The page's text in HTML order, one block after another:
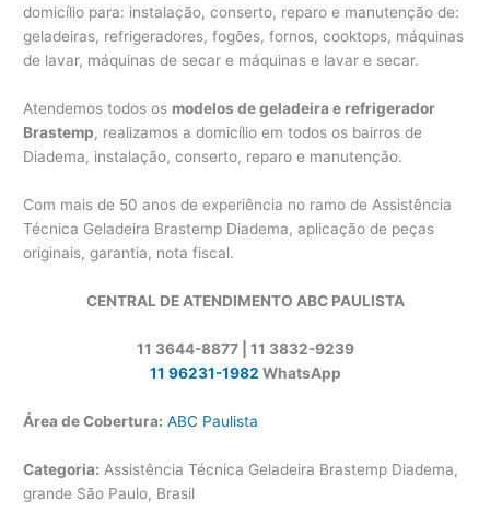
domicílio para: instalação, conserto, reparo e manutenção de:
geladeiras, refrigeradores, fogões, fornos, cooktops, máquinas
de lavar, máquinas de secar e máquinas e lavar e secar.
Atendemos todos os modelos de geladeira e refrigerador
Brastemp, realizamos a domicílio em todos os bairros de
Diadema, instalação, conserto, reparo e manutenção.
Com mais de 50 anos de experiência no ramo de Assistência
Técnica Geladeira Brastemp Diadema, aplicação de peças
originais, garantia, nota fiscal.
CENTRAL DE ATENDIMENTO ABC PAULISTA
11 3644-8877 | 11 3832-9239
11 96231-1982 WhatsApp
Área de Cobertura: ABC Paulista
Categoria: Assistência Técnica Geladeira Brastemp Diadema,
grande São Paulo, Brasil